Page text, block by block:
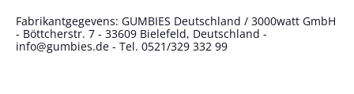
Fabrikantgegevens: GUMBIES Deutschland / 3000watt GmbH
- Böttcherstr. 7 - 33609 Bielefeld, Deutschland -
info@gumbies.de - Tel. 0521/329 332 99